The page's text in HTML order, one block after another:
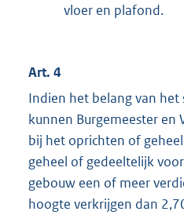
vloer en plafond.
Art. 4
Indien het belang van
kunnen Burgemeester en
bij het oprichten of
geheel of gedeeltelijk
gebouw een of meer
hoogte verkrijgen dan